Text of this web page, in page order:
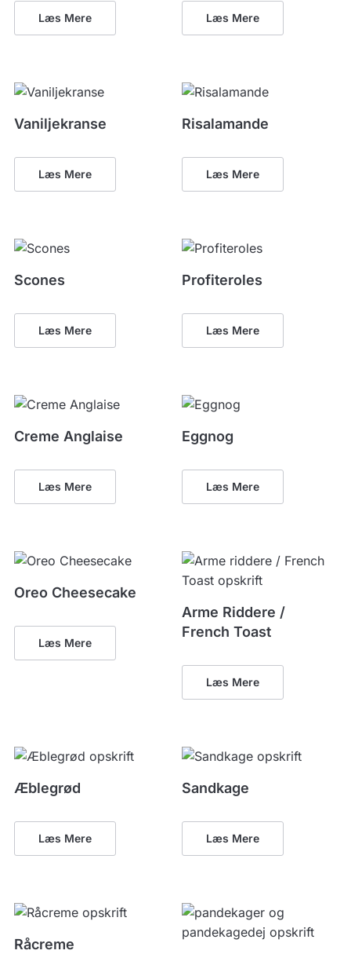
Læs Mere Læs Mere
Vaniljekranse
Læs Mere
Risalamande
Læs Mere
Scones
Læs Mere
Profiteroles
Læs Mere
Creme Anglaise
Læs Mere
Eggnog
Læs Mere
Oreo Cheesecake
Læs Mere
Arme Riddere /
French Toast
Læs Mere
Æblegrød
Læs Mere
Sandkage
Læs Mere
Råcreme